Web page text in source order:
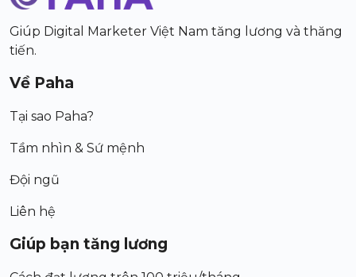
Giúp Digital Marketer Việt Nam tăng lương và thăng
tiến.
Về Paha
Tại sao Paha?
Tầm nhìn & Sứ mệnh
Đội ngũ
Liên hệ
Giúp bạn tăng lương